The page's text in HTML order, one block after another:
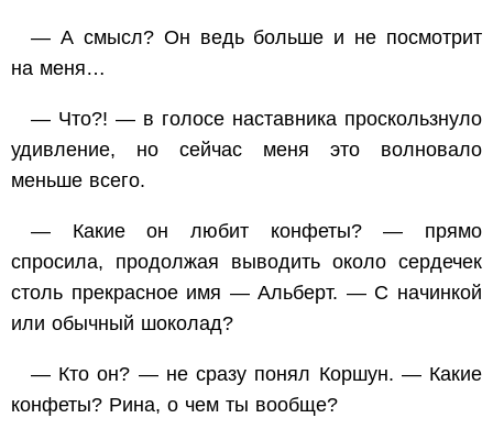
— А смысл? Он ведь больше и не посмотрит
на меня…
— Что?! — в голосе наставника проскользнуло
удивление, но сейчас меня это волновало
меньше всего.
— Какие он любит конфеты? — прямо
спросила, продолжая выводить около сердечек
столь прекрасное имя — Альберт. — С начинкой
или обычный шоколад?
— Ктоон? — не сразу понял Коршун. — Какие
конфеты? Рина, о чем ты вообще?